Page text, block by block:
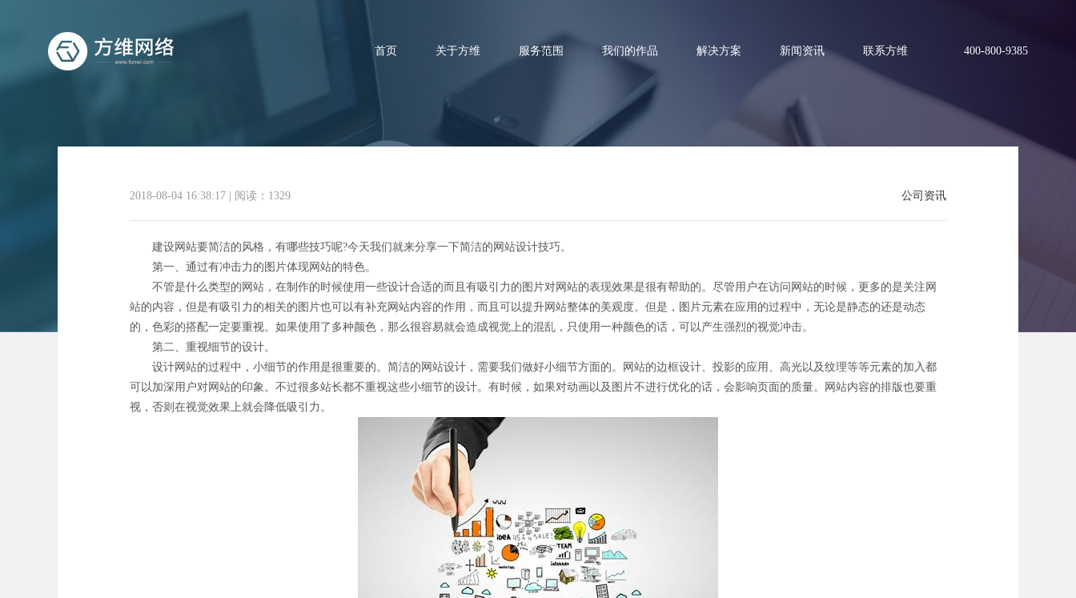
首页 关于方维 服务范围 我们的作品 解决方案 新闻资讯 联系方维 400-800-9385
公司资讯
2018-08-04 16:38:17 阅读：1329
建设网站要简洁的风格，有哪些技巧呢?今天我们就来分享一下简洁的网站设计技巧。
第一、通过有冲击力的图片体现网站的特色。
不管是什么类型的网站，在制作的时候使用一些设计合适的而且有吸引力的图片对网站的表现效果是很有帮助的。尽管用户在访问网站的时候，更多的是关注网
站的内容，但是有吸引力的相关的图片也可以有补充网站内容的作用，而且可以提升网站整体的美观度。但是，图片元素在应用的过程中，无论是静态的还是动态
的，色彩的搭配一定要重视。如果使用了多种颜色，那么很容易就会造成视觉上的混乱，只使用一种颜色的话，可以产生强烈的视觉冲击。
第二、重视细节的设计。
设计网站的过程中，小细节的作用是很重要的。简洁的网站设计，需要我们做好小细节方面的。网站的边框设计、投影的应用、高光以及纹理等等元素的加入都
可以加深用户对网站的印象。不过很多站长都不重视这些小细节的设计。有时候，如果对动画以及图片不进行优化的话，会影响页面的质量。网站内容的排版也要重
视，否则在视觉效果上就会降低吸引力。